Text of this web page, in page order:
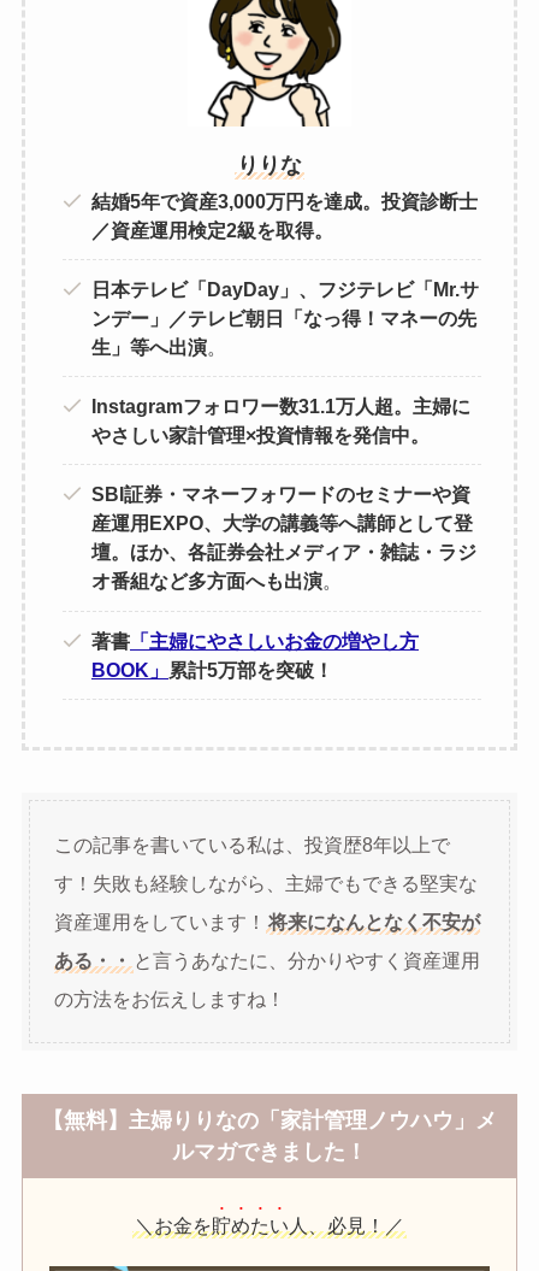
りりな
結婚5年で資産3,000万円を達成。投資診断士
／資産運用検定2級を取得。
日本テレビ「DayDay」、フジテレビ「Mr.サ
ンデー」／テレビ朝日「なっ得！マネーの先
生」等へ出演。
Instagramフォロワー数31.1万人超。主婦に
やさしい家計管理×投資情報を発信中。
SBI証券・マネーフォワードのセミナーや資
産運用EXPO、大学の講義等へ講師として登
壇。ほか、各証券会社メディア・雑誌・ラジ
オ番組など多方面へも出演。
著書 「主婦にやさしいお金の増やし方
BOOK」 累計5万部を突破！
この記事を書いている私は、投資歴8年以上で
す！失敗も経験しながら、主婦でもできる堅実な
資産運用をしています！ 将来になんとなく不安が
ある・・
と言うあなたに、分かりやすく資産運用
の方法をお伝えしますね！
【無料】主婦りりなの「家計管理ノウハウ」メ
ルマガできました！
＼お金を貯めたい 人、必見！／